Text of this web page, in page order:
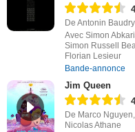
De Antonin Baudry
Avec Simon
Simon Russell
Florian Lesieur
Bande-annonce
Jim Queen
De Marco Nguyen,
Nicolas Athane